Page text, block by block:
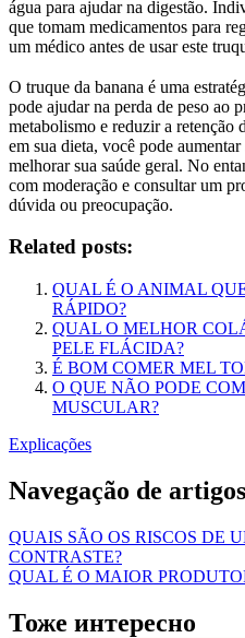
água para ajudar na digestão.
que tomam medicamentos para
um médico antes de usar este
O truque da banana é uma
pode ajudar na perda de peso ao
metabolismo e reduzir a retenção
em sua dieta, você pode
melhorar sua saúde geral. No
com moderação e consultar um
dúvida ou preocupação.
Related posts:
QUAL É O ANIMAL
RÁPIDO?
QUAL O MELHOR
PELE FLÁCIDA?
É BOM COMER MEL
O QUE NÃO PODE
MUSCULAR?
Explicações
Navegação de artigos
QUAIS SÃO OS RISCOS DE
CONTRASTE?
QUAL É O MAIOR
Тоже интересно